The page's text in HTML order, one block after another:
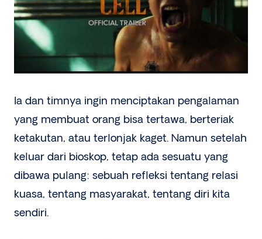
Ia dan timnya ingin menciptakan pengalaman
yang membuat orang bisa tertawa, berteriak
ketakutan, atau terlonjak kaget. Namun setelah
keluar dari bioskop, tetap ada sesuatu yang
dibawa pulang: sebuah refleksi tentang relasi
kuasa, tentang masyarakat, tentang diri kita
sendiri.